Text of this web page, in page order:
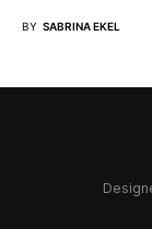
BY SABRINA EKEL